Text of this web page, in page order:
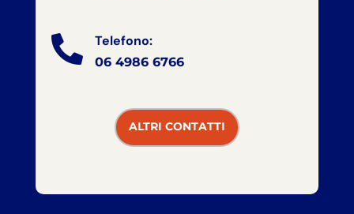
 Telefono:
06 4986 6766
ALTRI CONTATTI